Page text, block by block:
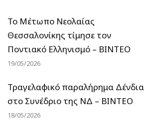
Το Μέτωπο Νεολαίας
Θεσσαλονίκης τίμησε τον
Ποντιακό Ελληνισμό – ΒΙΝΤΕΟ
19/05/2026
Τραγελαφικό παραλήρημα Δένδια
στο Συνέδριο της ΝΔ – ΒΙΝΤΕΟ
18/05/2026